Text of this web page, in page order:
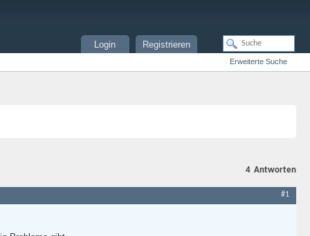
Registrieren
Login
Erweiterte Suche
4 Antworten
#1